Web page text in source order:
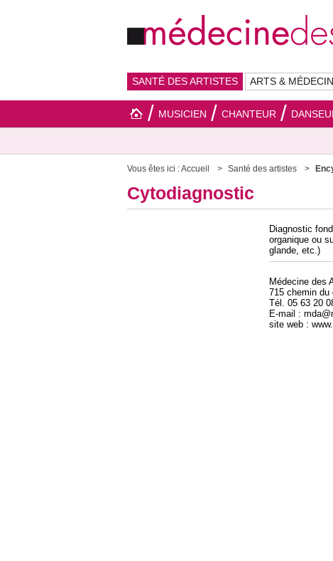
SANTÉ DES ARTISTES ARTS &
MUSICIEN CHANTEUR
Vous êtes ici :Accueil Santé des artistes
Cytodiagnostic
Diagnostic
organique ou
glande, etc.)
Médecine
715 chemin du
Tél. 05 63 20
E-mail :
site web :